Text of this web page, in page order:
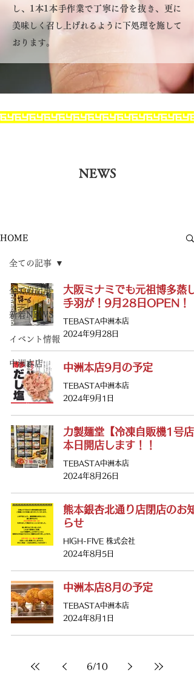
し、1本1本手作業で丁寧に骨を抜き、更に
美味しく召し上げれるように下処理を施して
おります。
NEWS
HOME
全ての記事
新着NEWS
イベント情報
中洲本店
全ての記事
大阪ミナミでも元祖博多蒸し
手羽が！9月28日OPEN！
TEBASTA中洲本店
2024年9月28日
中洲本店9月の予定
TEBASTA中洲本店
2024年9月1日
力製麺堂【冷凍自販機1号店
本日開店します！！
TEBASTA中洲本店
2024年8月26日
熊本銀杏北通り店閉店のお知
らせ
HIGH-FIVE 株式会社
2024年8月5日
中洲本店8月の予定
TEBASTA中洲本店
2024年8月1日
6/10